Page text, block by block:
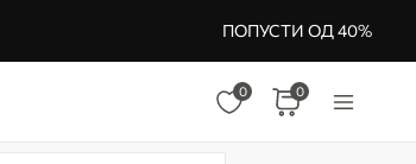
ПОПУСТИ ОД 40%
0 0